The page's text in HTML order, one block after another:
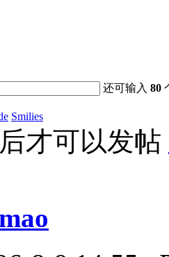
还可输入80
Smilies
才可以发帖